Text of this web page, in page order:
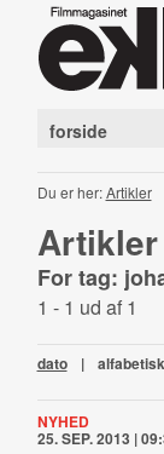
forside
Du er her:Artikler
Artikler
For tag:
1 - 1 ud af 1
dato | alfabetisk
NYHED
25. SEP. 2013 |